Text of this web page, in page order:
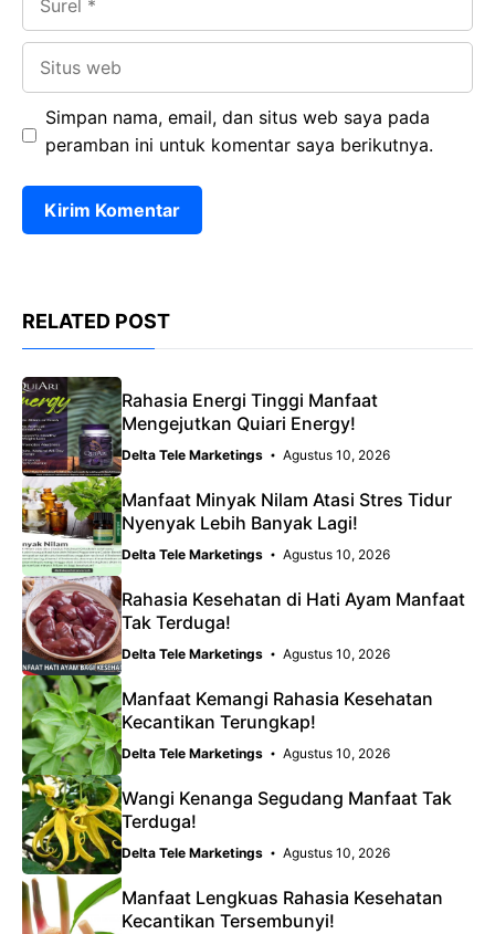
Simpan nama, email, dan situs web saya pada
peramban ini untuk komentar saya berikutnya.
RELATED POST
Rahasia Energi Tinggi Manfaat
Mengejutkan Quiari Energy!
Delta Tele Marketings Agustus 10, 2026
Manfaat Minyak Nilam Atasi Stres Tidur
Nyenyak Lebih Banyak Lagi!
Delta Tele Marketings Agustus 10, 2026
Rahasia Kesehatan di Hati Ayam Manfaat
Tak Terduga!
Delta Tele Marketings Agustus 10, 2026
Manfaat Kemangi Rahasia Kesehatan
Kecantikan Terungkap!
Delta Tele Marketings Agustus 10, 2026
Wangi Kenanga Segudang Manfaat Tak
Terduga!
Delta Tele Marketings Agustus 10, 2026
Manfaat Lengkuas Rahasia Kesehatan
Kecantikan Tersembunyi!